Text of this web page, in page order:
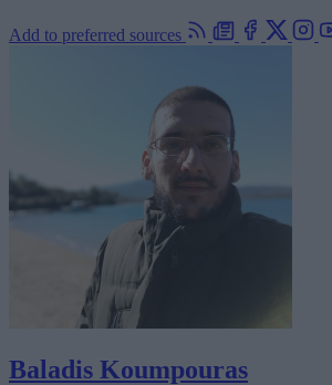
Add to preferred sources
Baladis Koumpouras